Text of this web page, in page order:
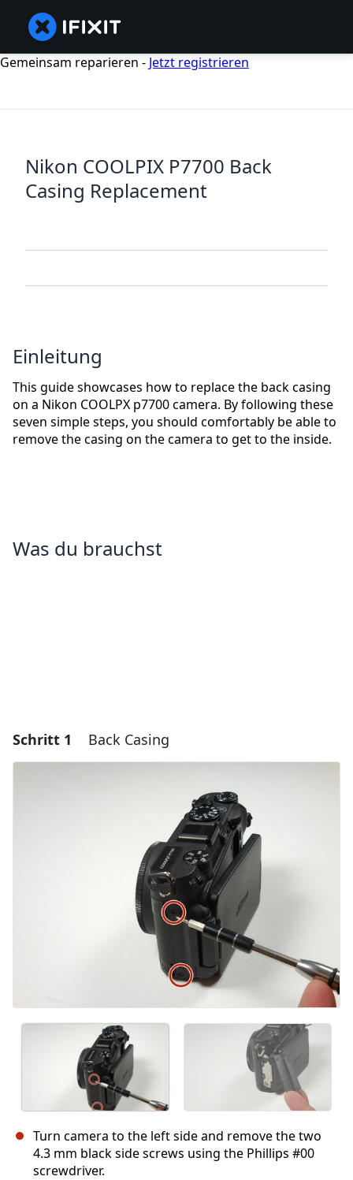
Gemeinsam reparieren - Jetzt registrieren
Nikon COOLPIX P7700 Back
Casing Replacement
Einleitung
This guide showcases how to replace the back casing
on a Nikon COOLPX p7700 camera. By following these
seven simple steps, you should comfortably be able to
remove the casing on the camera to get to the inside.
Was du brauchst
Schritt 1 Back Casing
Turn camera to the left side and remove the two
4.3 mm black side screws using the Phillips #00
screwdriver.